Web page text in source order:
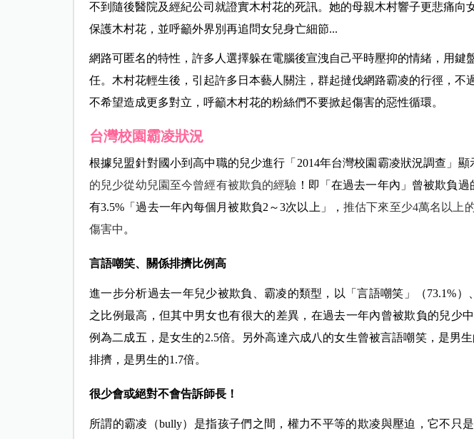
不到隨後醫院及經紀公司就證實木村花的死訊。 她的母親木村響子更悲痛向
保護木村花，並呼籲外界別再追問女兒身亡細節...
網路可匿名的特性，許多人選擇躲在電腦後宣洩自己平時壓抑的情緒，用鍵
任。木村花輕生後，引起許多日本藝人關注，群起撻伐網路霸凌的行徑，不
不希望造成更多對立，呼籲木村花的粉絲們不要掀起傷害的惡性循環。
台灣校園霸凌狀況
根據兒盟針對國小到高中職的兒少進行「2014年台灣校園霸凌狀況調查」顯
的兒少從幼兒園至今曾經有被欺負的經驗 ！即「在過去一年內」曾被欺負
有3.5%「過去一年內每個月被欺負2～3次以上」， 推估下來至少4萬名以上
傷害中 。
言語嘲笑、關係排擠比例高
進一步分析過去一年兒少被欺負、霸凌的類型，以「言語嘲笑」（73.1%）
之比例最高，但其中男女也有很大的差異，在過去一年內曾被欺負的兒少
例為二成五，是女生的2.5倍。另外高達六成八的女生曾被言語嘲笑，是男
排擠，是男生的1.7倍。
很少會或絕對不會告訴師長！
所謂的霸凌（bully）是指孩子們之間，權力不平等的欺凌與壓迫，它不只